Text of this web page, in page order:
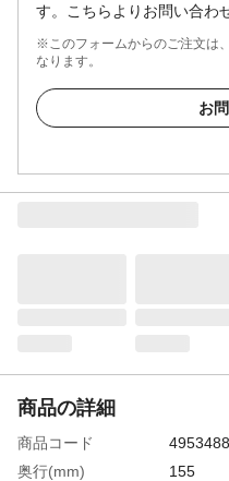
す。こちらよりお問い合わ
※このフォームからのご注文は
なります。
お
商品の詳細
商品コード
奥行(mm)
155